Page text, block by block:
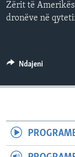
Zërit të
dronëve në
Ndajeni